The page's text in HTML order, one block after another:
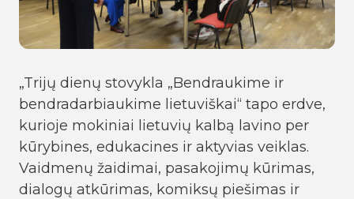
„Trijų dienų stovykla „Bendraukime ir
bendradarbiaukime lietuviškai“ tapo erdve,
kurioje mokiniai lietuvių kalbą lavino per
kūrybines, edukacines ir aktyvias veiklas.
Vaidmenų žaidimai, pasakojimų kūrimas,
dialogų atkūrimas, komiksų piešimas ir